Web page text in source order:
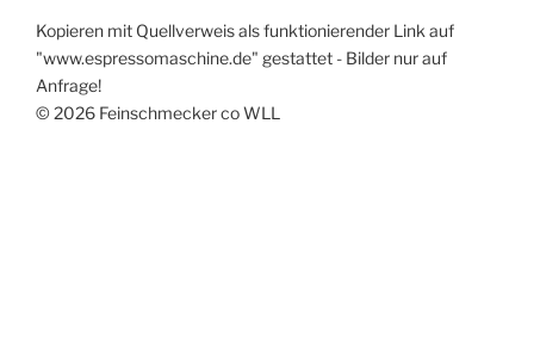
Kopieren mit Quellverweis als funktionierender Link auf
"www.espressomaschine.de" gestattet - Bilder nur auf
Anfrage!
© 2026 Feinschmecker co WLL